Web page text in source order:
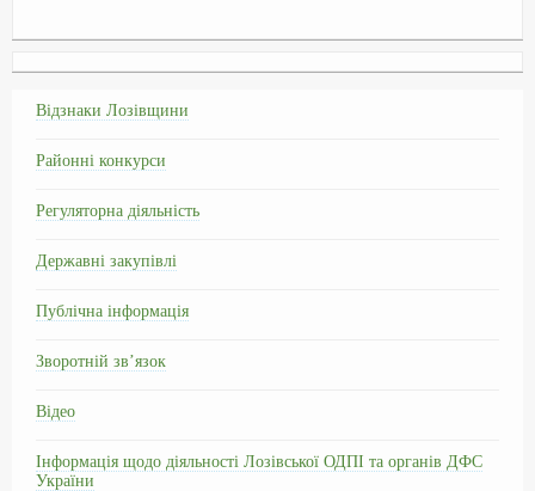
c
e
o
l
e
g
a
b
e
a
t
a
i
п
р
Відзнаки Лозівщини
Районні конкурси
Регуляторна діяльність
Державні закупівлі
Публічна інформація
Зворотній зв’язок
Відео
Інформація щодо діяльності Лозівської ОДПІ та органів ДФС
України